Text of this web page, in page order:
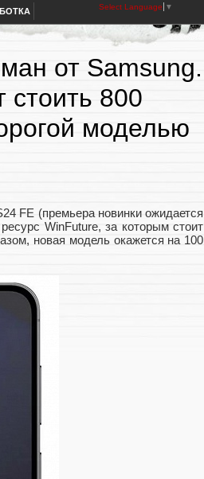
Select Language ▼
от Samsung.
стоить 800
моделью
FE (премьера новинки ожидается
WinFuture, за которым стоит
новая модель окажется на 100